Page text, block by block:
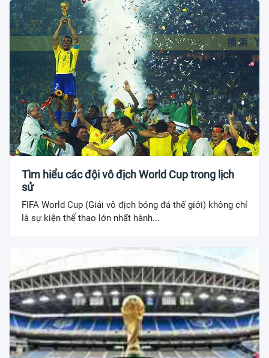
Tìm hiểu các đội vô địch World Cup trong lịch
sử
FIFA World Cup (Giải vô địch bóng đá thế giới) không chỉ
là sự kiện thể thao lớn nhất hành...